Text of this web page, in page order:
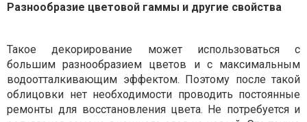
Разнообразие цветовой гаммы и другие свойства
Такое декорирование может использоваться с
большим разнообразием цветов и с максимальным
водоотталкивающим эффектом. Поэтому после такой
облицовки нет необходимости проводить постоянные
ремонты для восстановления цвета. Не потребуется и